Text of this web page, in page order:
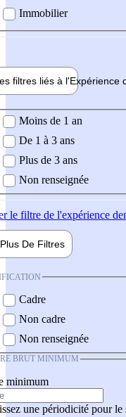
Immobilier
filtres liés à l'Expérience
demandée
Moins de 1 an
De 1 à 3 ans
Plus de 3 ans
Non renseignée
le filtre de l'expérience
Plus De Filtres
Cadre
Non cadre
Non renseignée
BRUT MINIMUM
minimum
une périodicité pour le